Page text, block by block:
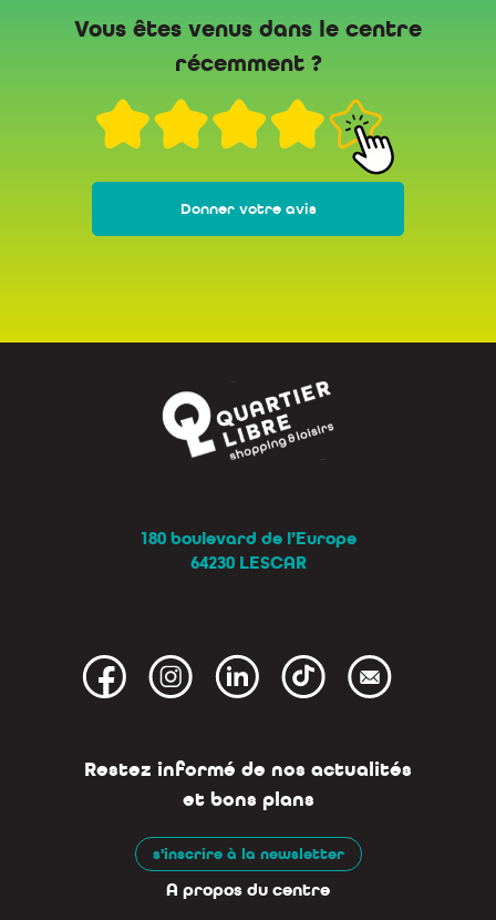
Vous êtes venus dans le centre
récemment ?
Donner votre avis
180 boulevard de l’Europe
64230 LESCAR
Restez informé de nos actualités
et bons plans
s'inscrire à la newsletter
A propos du centre